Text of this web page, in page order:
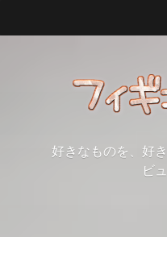
好きなものを、好
ビ